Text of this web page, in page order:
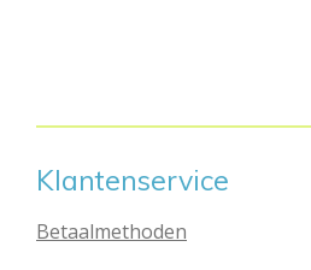
Klantenservice
Betaalmethoden